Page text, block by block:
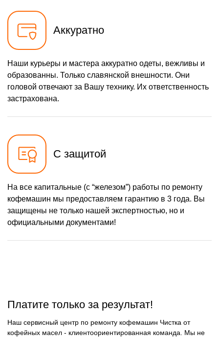
Аккуратно
Наши курьеры и мастера аккуратно одеты, вежливы и
образованны. Только славянской внешности. Они
головой отвечают за Вашу технику. Их ответственность
застрахована.
С защитой
На все капитальные (с “железом”) работы по ремонту
кофемашин мы предоставляем гарантию в 3 года. Вы
защищены не только нашей экспертностью, но и
официальными документами!
Платите только за результат!
Наш сервисный центр по ремонту кофемашин Чистка от
кофейных масел - клиентоориентированная команда. Мы не